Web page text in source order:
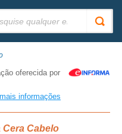
oferecida por
informações
Cabelo